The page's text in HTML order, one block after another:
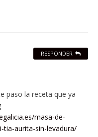
paso la receta que ya
masa-de-
tia-aurita-sin-levadura/
RESPONDER